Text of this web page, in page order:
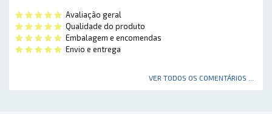
Avaliação geral
Qualidade do produto
Embalagem e encomendas
Envio e entrega
VER TODOS OS COMENTÁRIOS ...